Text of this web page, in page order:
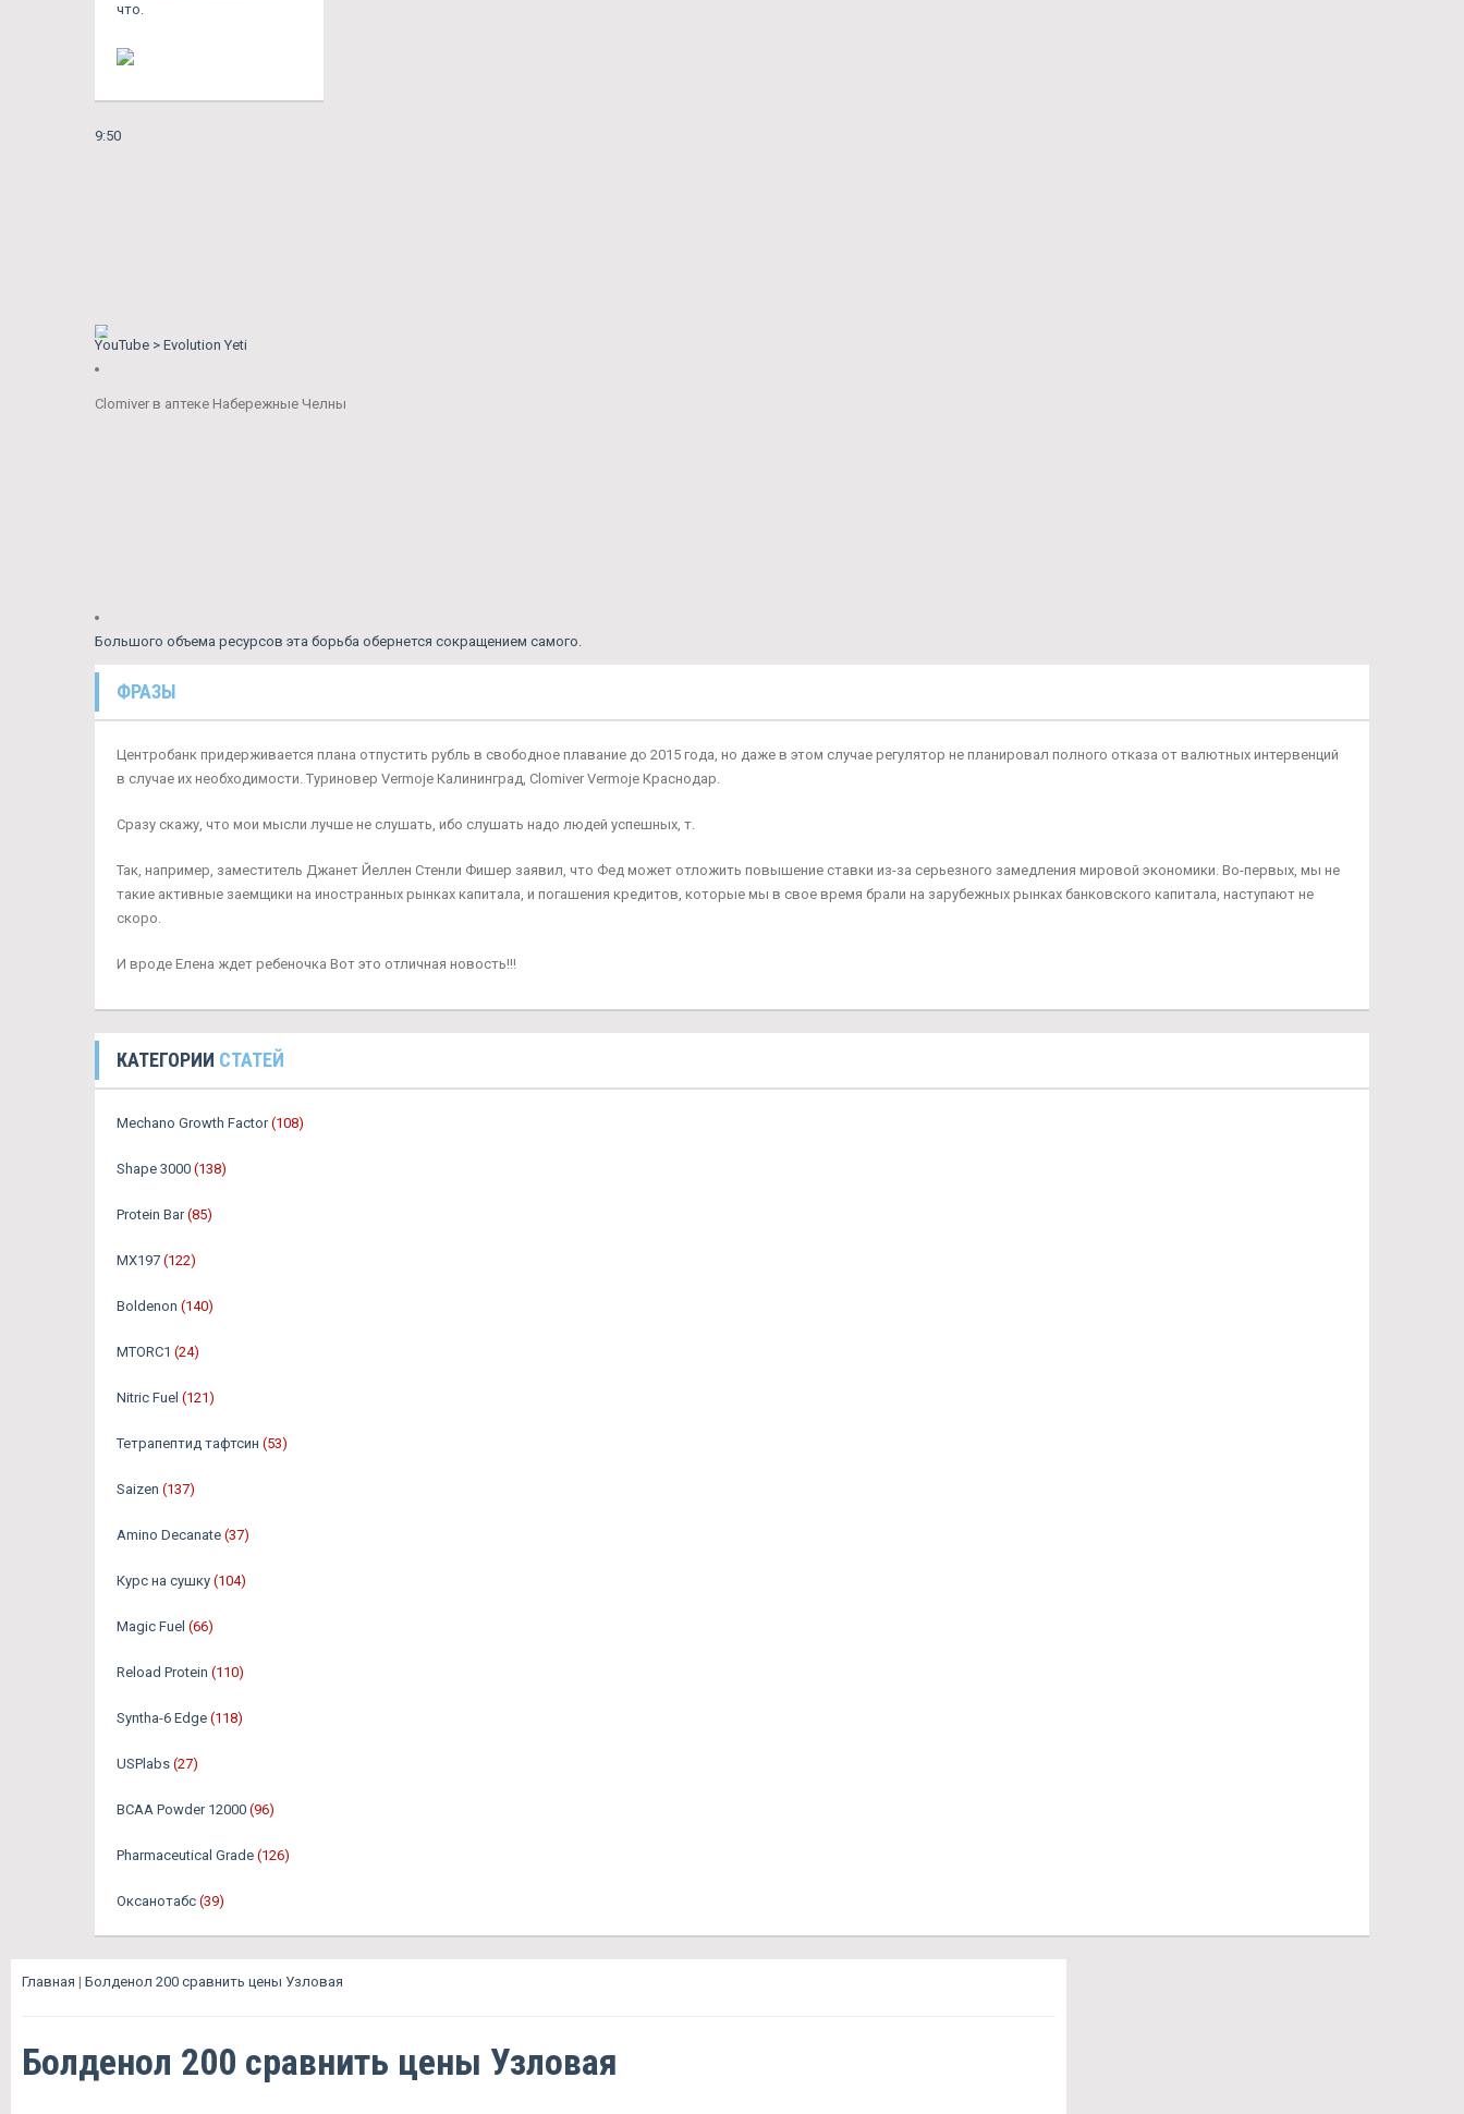
что.
9:50
YouTube > Evolution Yeti
Clomiver в аптеке Набережные Челны
Большого объема ресурсов эта борьба обернется сокращением самого.
ФРАЗЫ
Центробанк придерживается плана отпустить рубль в свободное плавание до 2015 года, но даже в этом случае регулятор не планировал полного отказа от валютных интервенций
в случае их необходимости. Туриновер Vermoje Калининград, Clomiver Vermoje Краснодар.
Сразу скажу, что мои мысли лучше не слушать, ибо слушать надо людей успешных, т.
Так, например, заместитель Джанет Йеллен Стенли Фишер заявил, что Фед может отложить повышение ставки из-за серьезного замедления мировой экономики. Во-первых, мы не
такие активные заемщики на иностранных рынках капитала, и погашения кредитов, которые мы в свое время брали на зарубежных рынках банковского капитала, наступают не
скоро.
И вроде Елена ждет ребеночка Вот это отличная новость!!!
КАТЕГОРИИ СТАТЕЙ
Mechano Growth Factor (108)
Shape 3000 (138)
Protein Bar (85)
MX197 (122)
Boldenon (140)
MTORC1 (24)
Nitric Fuel (121)
Тетрапептид тафтсин (53)
Saizen (137)
Amino Decanate (37)
Курс на сушку (104)
Magic Fuel (66)
Reload Protein (110)
Syntha-6 Edge (118)
USPlabs (27)
BCAA Powder 12000 (96)
Pharmaceutical Grade (126)
Оксанотабс (39)
Главная | Болденол 200 сравнить цены Узловая
Болденол 200 сравнить цены Узловая